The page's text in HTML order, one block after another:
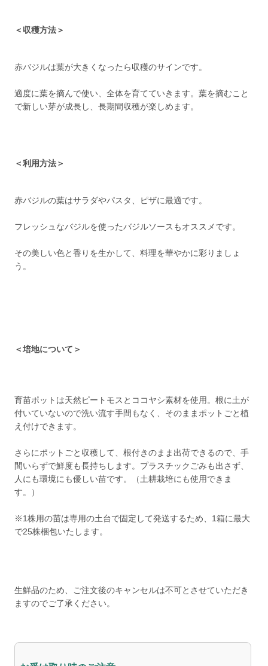
＜収穫方法＞
赤バジルは葉が大きくなったら収穫のサインです。
適度に葉を摘んで使い、全体を育てていきます。葉を摘むこと
で新しい芽が成長し、長期間収穫が楽しめます。
＜利用方法＞
赤バジルの葉はサラダやパスタ、ピザに最適です。
フレッシュなバジルを使ったバジルソースもオススメです。
その美しい色と香りを生かして、料理を華やかに彩りましょ
う。
＜培地について＞
育苗ポットは天然ピートモスとココヤシ素材を使用。根に土が
付いていないので洗い流す手間もなく、そのままポットごと植
え付けできます。
さらにポットごと収穫して、根付きのまま出荷できるので、手
間いらずで鮮度も長持ちします。プラスチックごみも出さず、
人にも環境にも優しい苗です。（土耕栽培にも使用できま
す。）
※1株用の苗は専用の土台で固定して発送するため、1箱に最大
で25株梱包いたします。
生鮮品のため、ご注文後のキャンセルは不可とさせていただき
ますのでご了承ください。